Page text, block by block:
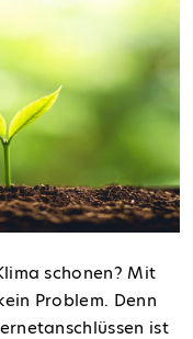
schonen? Mit
Problem. Denn
ist